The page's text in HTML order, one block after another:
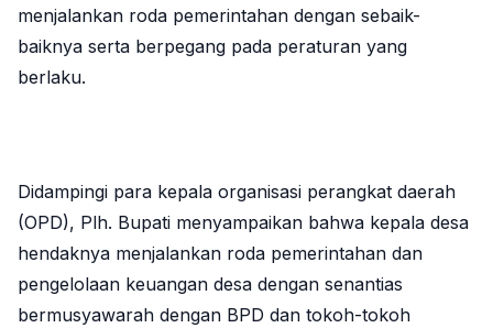
menjalankan roda pemerintahan dengan sebaik-
baiknya serta berpegang pada peraturan yang
berlaku.
Didampingi para kepala organisasi perangkat daerah
(OPD), Plh. Bupati menyampaikan bahwa kepala desa
hendaknya menjalankan roda pemerintahan dan
pengelolaan keuangan desa dengan senantias
bermusyawarah dengan BPD dan tokoh-tokoh